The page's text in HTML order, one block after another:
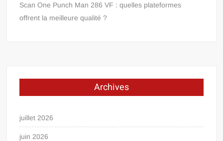
Scan One Punch Man 286 VF : quelles plateformes
offrent la meilleure qualité ?
Archives
juillet 2026
juin 2026